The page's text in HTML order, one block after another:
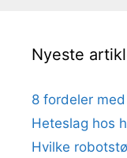
Nyeste
8 fordeler
Heteslag hos
Hvilke